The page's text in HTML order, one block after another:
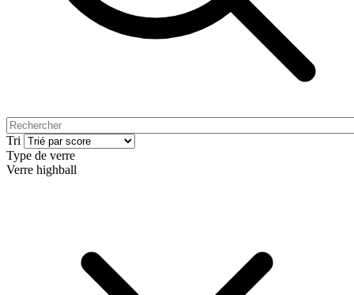
Tri
Type de verre
Verre highball